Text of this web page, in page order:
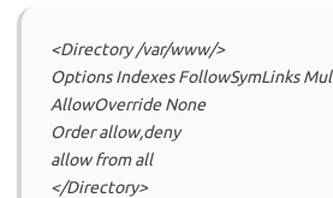
<Directory /var/www/>
Options Indexes FollowSymLinks
AllowOverride None
Order allow,deny
allow from all
</Directory>